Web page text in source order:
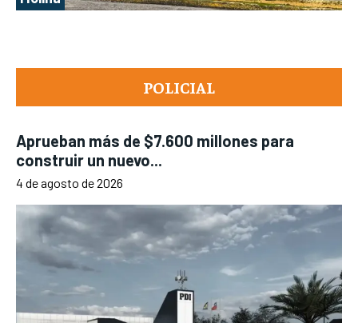
POLICIAL
Aprueban más de $7.600 millones para
construir un nuevo...
4 de agosto de 2026